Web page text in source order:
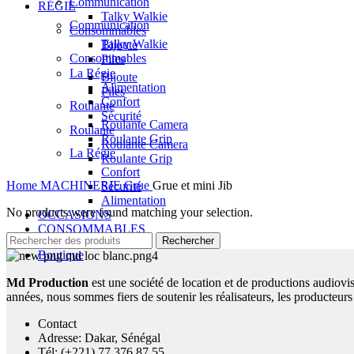
RÉGIE
Communication
Talky Walkie
Consommables
Bijoute
Piles
Roulante
Roulante Camera
Roulante Grip
La Régie
Confort
Sécurité
Alimentation
OCCASIONS
CONSOMMABLES
Boutique
Talky Walkie
Consommables
Bijoute
Piles
La Régie
Alimentation
Confort
Sécurité
Roulante
Roulante Camera
Roulante Grip
Home MACHINERIEGrue Grue et mini Jib
No products were found matching your selection.
Rechercher
Md Production est une société de location et de productions
années, nous sommes fiers de soutenir les réalisateurs, les
Contact
Adresse: Dakar, Sénégal